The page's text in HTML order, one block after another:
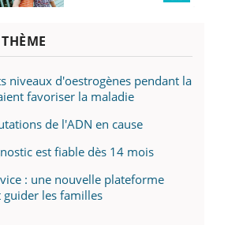
niveaux d'oestrogènes pendant la
favoriser la maladie
de l'ADN en cause
est fiable dès 14 mois
: une nouvelle plateforme
les familles